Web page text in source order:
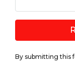
By submitting this